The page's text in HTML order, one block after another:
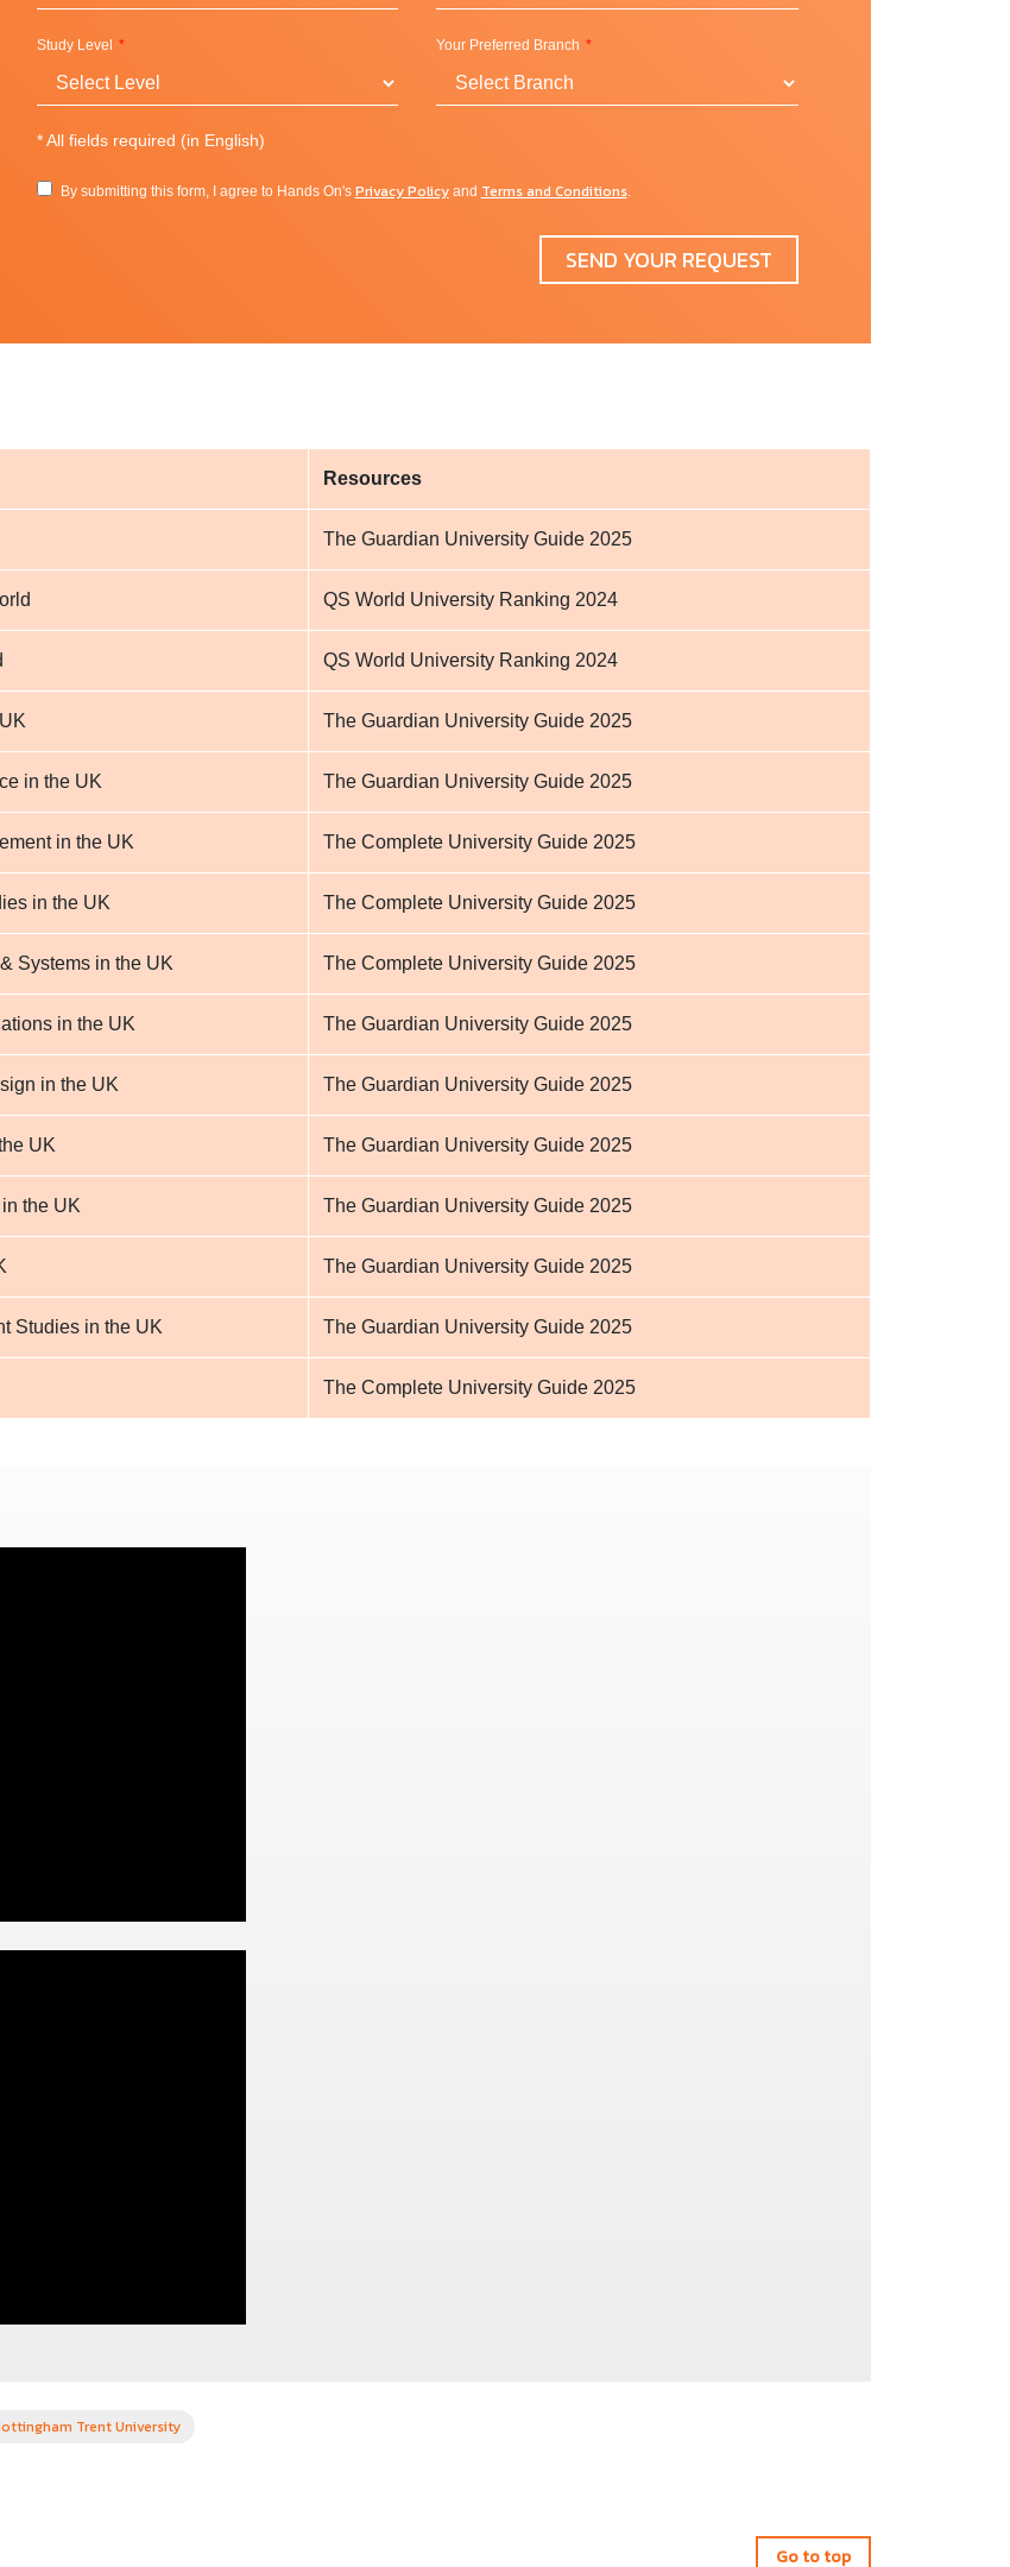
Study Level Your Preferred Branch
*All fields required (in English)
By submitting this form, I agree to Hands On's Privacy Policyand Terms and Conditions.
SEND YOUR REQUEST
Resources
The Guardian University Guide 2025
QS World University Ranking 2024
QS World University Ranking 2024
The Guardian University Guide 2025
in the UK The Guardian University Guide 2025
in the UK The Complete University Guide 2025
in the UK The Complete University Guide 2025
Systems in the UK The Complete University Guide 2025
in the UK The Guardian University Guide 2025
in the UK The Guardian University Guide 2025
UK The Guardian University Guide 2025
the UK The Guardian University Guide 2025
The Guardian University Guide 2025
Studies in the UK The Guardian University Guide 2025
The Complete University Guide 2025
Trent University
Go to top